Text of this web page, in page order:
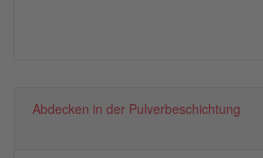
Abdecken in der Pulverbeschichtung